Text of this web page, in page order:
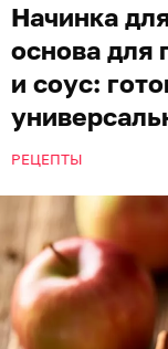
Начинка
основа для
и соус:
РЕЦЕПТЫ